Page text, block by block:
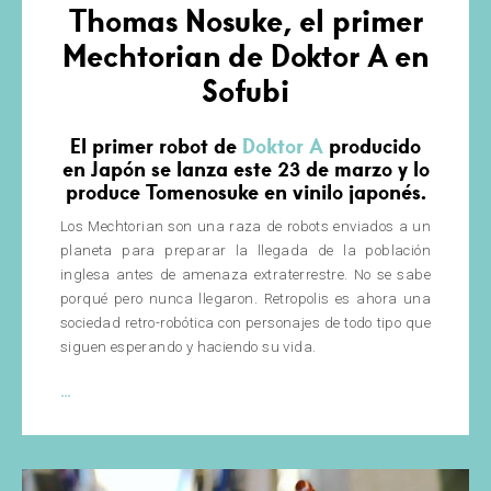
Thomas Nosuke, el primer
Mechtorian de Doktor A en
Sofubi
El primer robot de Doktor A producido
en Japón se lanza este 23 de marzo y lo
produce Tomenosuke en vinilo japonés.
Los Mechtorian son una raza de robots enviados a un
planeta para preparar la llegada de la población
inglesa antes de amenaza extraterrestre. No se sabe
porqué pero nunca llegaron. Retropolis es ahora una
sociedad retro-robótica con personajes de todo tipo que
siguen esperando y haciendo su vida.
…
el
primer